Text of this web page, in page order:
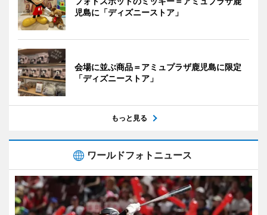
児島に「ディズニーストア」
会場に並ぶ商品＝アミュプラザ鹿児島に限定
「ディズニーストア」
もっと見る
ワールドフォトニュース